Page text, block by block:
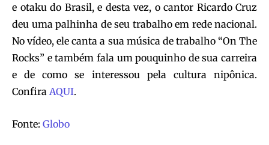
e otaku do Brasil, e desta vez, o cantor Ricardo Cruz
deu uma palhinha de seu trabalho em rede nacional.
No vídeo, ele canta a sua música de trabalho “On The
Rocks” e também fala um pouquinho de sua carreira
e de como se interessou pela cultura nipônica.
Confira AQUI.
Fonte: Globo